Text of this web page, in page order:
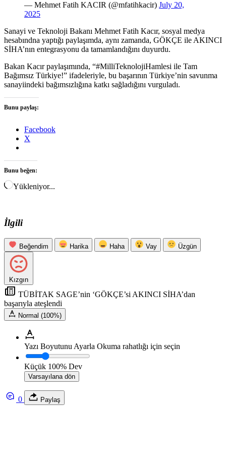
— Mehmet Fatih KACIR (@mfatihkacir) July 20,
2025
Sanayi ve Teknoloji Bakanı Mehmet Fatih Kacır, sosyal medya
hesabındna yaptığı paylaşımda, aynı zamanda, GÖKÇE ile AKINCI
SİHA’nın entegrasyonu da tamamlandığını duyurdu.
Bakan Kacır paylaşımında, “#MilliTeknolojiHamlesi ile Tam
Bağımsız Türkiye!” ifadeleriyle, bu başarının Türkiye’nin savunma
sanayiindeki bağımsızlığına katkı sağladığını vurguladı.
Bunu paylaş:
Facebook
X
Bunu beğen:
Yükleniyor...
İlgili
Beğendim Harika Haha Vay Üzgün
Kızgın
TÜBİTAK SAGE’nin ‘GÖKÇE’si AKINCI SİHA’dan
başarıyla ateşlendi
Normal (100%)
Yazı Boyutunu Ayarla Okuma rahatlığı için seçin
Küçük 100% Dev
Varsayılana dön
0 Paylaş